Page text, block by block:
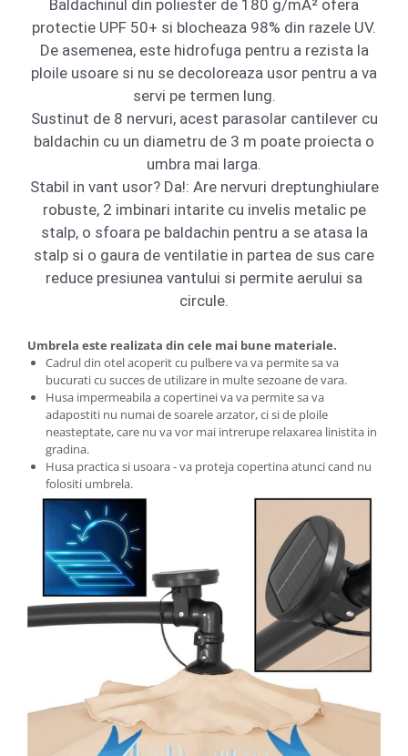
Pantofare
Decoratiuni
Riflaje
Suporturi flori si ghivece
Pet Shop
Ansambluri de joaca animale
Culcusuri pentru animale
Custi, cotete si tarcuri
Iluminat
Articole sanatate
Radio cu ceas & portabile
Dormitor & birou
Mobila dormitor
Dulapuri dormitor
Mese toaleta si oglinzi
Noptiere
Scaune birou
Camera copilului
Baldachinul din poliester de 180 g/mÂ² ofera
protectie UPF 50+ si blocheaza 98% din razele UV.
De asemenea, este hidrofuga pentru a rezista la
ploile usoare si nu se decoloreaza usor pentru a va
servi pe termen lung.
Sustinut de 8 nervuri, acest parasolar cantilever cu
baldachin cu un diametru de 3 m poate proiecta o
umbra mai larga.
Stabil in vant usor? Da!: Are nervuri dreptunghiulare
robuste, 2 imbinari intarite cu invelis metalic pe
stalp, o sfoara pe baldachin pentru a se atasa la
stalp si o gaura de ventilatie in partea de sus care
reduce presiunea vantului si permite aerului sa
circule.
Umbrela este realizata din cele mai bune materiale.
Cadrul din otel acoperit cu pulbere va va permite sa va
bucurati cu succes de utilizare in multe sezoane de vara.
Husa impermeabila a copertinei va va permite sa va
adapostiti nu numai de soarele arzator, ci si de ploile
neasteptate, care nu va vor mai intrerupe relaxarea linistita in
gradina.
Husa practica si usoara - va proteja copertina atunci cand nu
folositi umbrela.